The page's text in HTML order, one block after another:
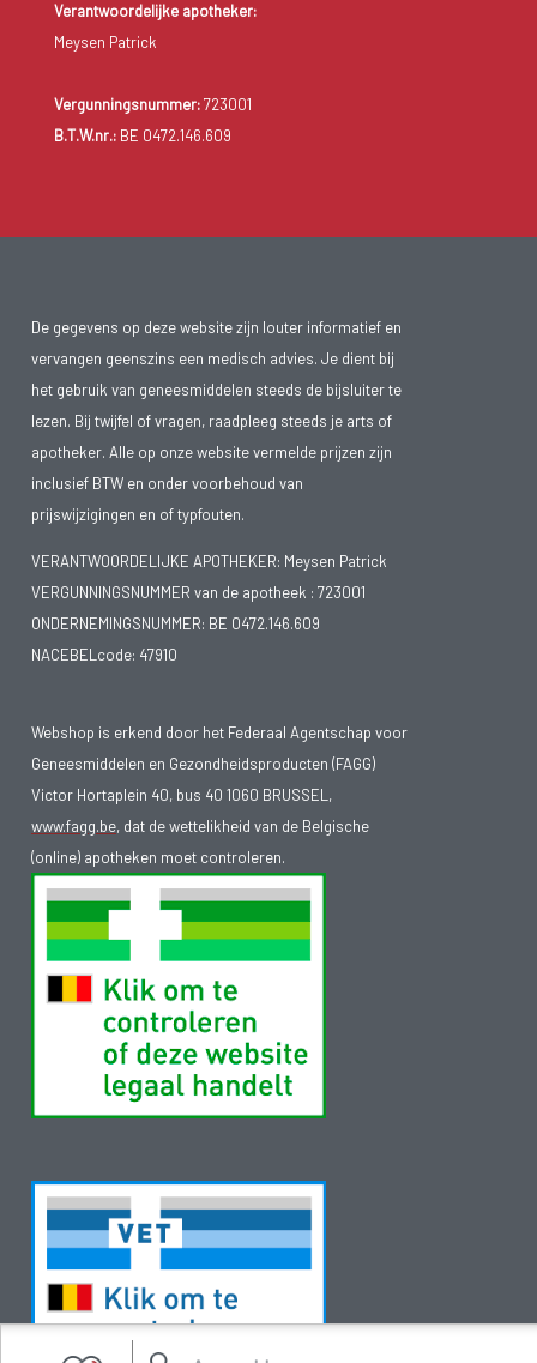
Verantwoordelijke apotheker:
Meysen Patrick
Vergunningsnummer:723001
B.T.W.nr.:BE 0472.146.609
De gegevens op deze website zijn louter informatief en
vervangen geenszins een medisch advies. Je dient bij
het gebruik van geneesmiddelen steeds de bijsluiter te
lezen. Bij twijfel of vragen, raadpleeg steeds je arts of
apotheker. Alle op onze website vermelde prijzen zijn
inclusief BTW en onder voorbehoud van
prijswijzigingen en of typfouten.
VERANTWOORDELIJKE APOTHEKER: Meysen Patrick
VERGUNNINGSNUMMER van de apotheek : 723001
ONDERNEMINGSNUMMER: BE 0472.146.609
NACEBELcode: 47910
Webshop is erkend door het Federaal Agentschap voor
Geneesmiddelen en Gezondheidsproducten (FAGG)
Victor Hortaplein 40, bus 40 1060 BRUSSEL,
www.fagg.be, dat de wettelikheid van de Belgische
(online) apotheken moet controleren.